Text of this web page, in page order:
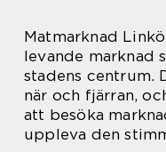
Matmarknad
levande marknad
stadens centrum.
när och fjärran,
att besöka
uppleva den